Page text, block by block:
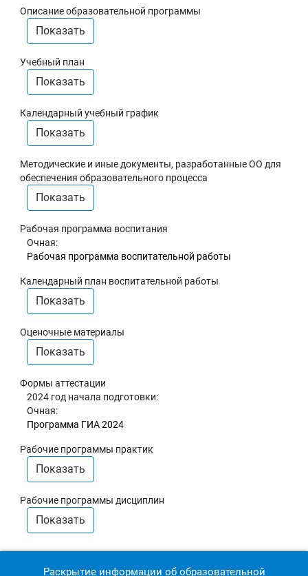
Описание образовательной программы
Показать
Учебный план
Показать
Календарный учебный график
Показать
Методические и иные документы, разработанные ОО для
обеспечения образовательного процесса
Показать
Рабочая программа воспитания
Очная:
Рабочая программа воспитательной работы
Календарный план воспитательной работы
Показать
Оценочные материалы
Показать
Формы аттестации
2024 год начала подготовки:
Очная:
Программа ГИА 2024
Рабочие программы практик
Показать
Рабочие программы дисциплин
Показать
Раскрытие информации об образовательной